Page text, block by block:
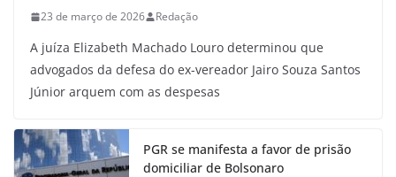
23 de março de 2026 Redação
A juíza Elizabeth Machado Louro determinou que
advogados da defesa do ex-vereador Jairo Souza Santos
Júnior arquem com as despesas
PGR se manifesta a favor de prisão
domiciliar de Bolsonaro